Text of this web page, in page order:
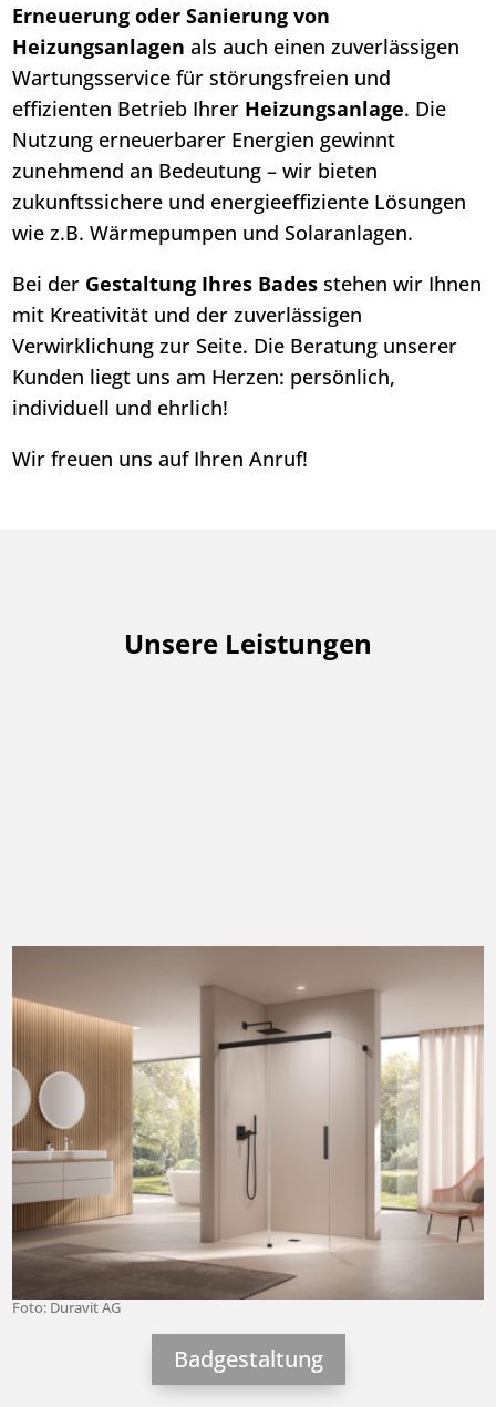
Erneuerung oder Sanierung von
Heizungsanlagen als auch einen zuverlässigen
Wartungsservice für störungsfreien und
effizienten Betrieb Ihrer Heizungsanlage. Die
Nutzung erneuerbarer Energien gewinnt
zunehmend an Bedeutung – wir bieten
zukunftssichere und energieeffiziente Lösungen
wie z.B. Wärmepumpen und Solaranlagen.
Bei der Gestaltung Ihres Bades stehen wir Ihnen
mit Kreativität und der zuverlässigen
Verwirklichung zur Seite. Die Beratung unserer
Kunden liegt uns am Herzen: persönlich,
individuell und ehrlich!
Wir freuen uns auf Ihren Anruf!
Unsere Leistungen
Foto: Duravit AG
Badgestaltung